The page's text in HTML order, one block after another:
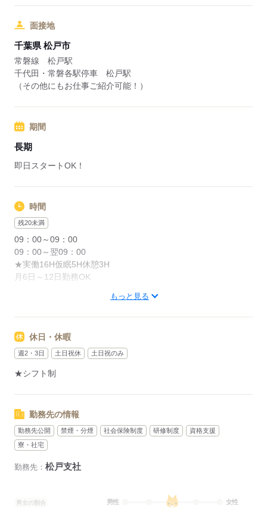
●50勤務達成ボーナス
したら10万円のボーナスを支給！
※法定研修20hで、30,000円支給
（資格手当一例）
〇施設警備業務1級 ：10,000円/月
〇施設警備業務2級 ：5,000円/月
◇列車見張員（JR） ：20,000円/月
（その他にもお仕事ご紹介可能！）
面接地
千葉県 松戸市
常磐線 松戸駅
千代田・常磐各駅停車 松戸駅
（その他にもお仕事ご紹介可能！）
期間
長期
即日スタートOK！
時間
残20未満
09：00～09：00
09：00～翌09：00
★実働16H仮眠5H休憩3H
月6日～12日勤務OK
手当30,000円（3日間/20h）を支給します！
月に10～20時間ほどの残業可能性あり
もっと見る
休日・休暇
週2・3日 土日祝休 土日祝のみ
★シフト制
勤務先の情報
勤務先公開 禁煙・分煙 社会保険制度 研修制度
資格支援
寮・社宅
勤務先： 松戸支社
男女の割合 男性 女性